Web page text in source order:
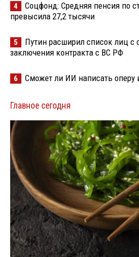
4
Соцфонд: Средняя пенсия по
превысила 27,2 тысячи
5
Путин расширил список лиц с
заключения контракта с ВС РФ
6 Сможет ли ИИ написать оперу
Главное сегодня